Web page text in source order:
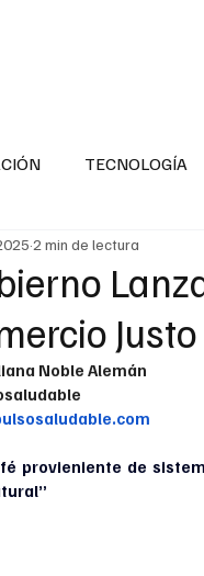
TECNOLOGÍA
PÚBLICO
LA ENTREVISTA
GENERAL
2 min de lectura
Noble Alemán
provieniente de